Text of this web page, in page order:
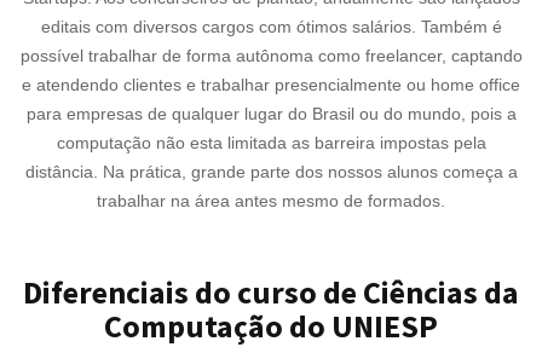
editais com diversos cargos com ótimos salários. Também é
possível trabalhar de forma autônoma como freelancer, captando
e atendendo clientes e trabalhar presencialmente ou home office
para empresas de qualquer lugar do Brasil ou do mundo, pois a
computação não esta limitada as barreira impostas pela
distância. Na prática, grande parte dos nossos alunos começa a
trabalhar na área antes mesmo de formados.
Diferenciais do curso de Ciências da
Computação do UNIESP